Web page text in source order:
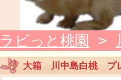
ラビっと桃園 >
大箱 川中島白桃 プ